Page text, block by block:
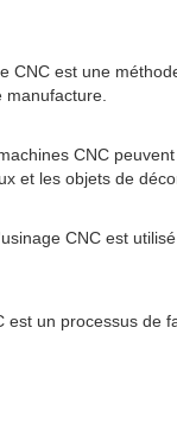
CNC est une
CNC
et les objets de
CNC est
est un processus de